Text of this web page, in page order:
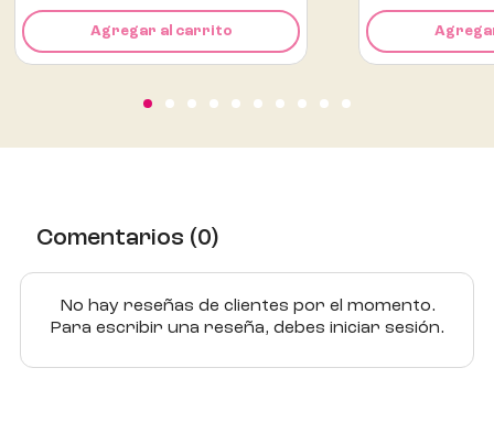
Agregar al carrito
Comentarios (0)
No hay reseñas de clientes por el momento.
Para escribir una reseña, debes iniciar sesión.